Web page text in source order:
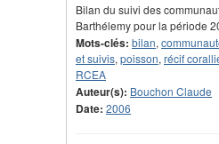
Bilan du suivi des
Barthélemy pour la période
Mots-clés: bilan,
et suivis, poisson, récif
RCEA
Auteur(s): Bouchon Claude
Date: 2006